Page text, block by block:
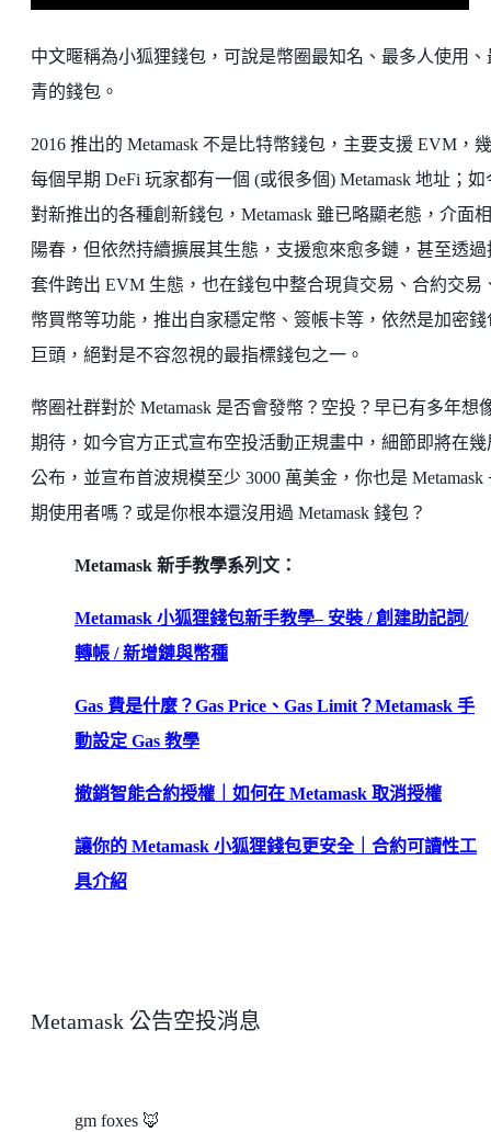
中文暱稱為小狐狸錢包，可說是幣圈最知名、最多人使用、
青的錢包。
2016 推出的 Metamask 不是比特幣錢包，主要支援 EVM，
每個早期 DeFi 玩家都有一個 (或很多個) Metamask 地址；如
對新推出的各種創新錢包，Metamask 雖已略顯老態，介面
陽春，但依然持續擴展其生態，支援愈來愈多鏈，甚至透過
套件跨出 EVM 生態，也在錢包中整合現貨交易、合約交易
幣買幣等功能，推出自家穩定幣、簽帳卡等，依然是加密錢
巨頭，絕對是不容忽視的最指標錢包之一。
幣圈社群對於 Metamask 是否會發幣？空投？早已有多年想
期待，如今官方正式宣布空投活動正規畫中，細節即將在幾
公布，並宣布首波規模至少 3000 萬美金，你也是 Metamask
期使用者嗎？或是你根本還沒用過 Metamask 錢包？
Metamask 新手教學系列文：
Metamask 小狐狸錢包新手教學– 安裝 / 創建助記詞/
轉帳 / 新增鏈與幣種
Gas 費是什麼？Gas Price、Gas Limit？Metamask 手
動設定 Gas 教學
撤銷智能合約授權｜如何在 Metamask 取消授權
讓你的 Metamask 小狐狸錢包更安全｜合約可讀性工
具介紹
Metamask 公告空投消息
gm foxes 🦊